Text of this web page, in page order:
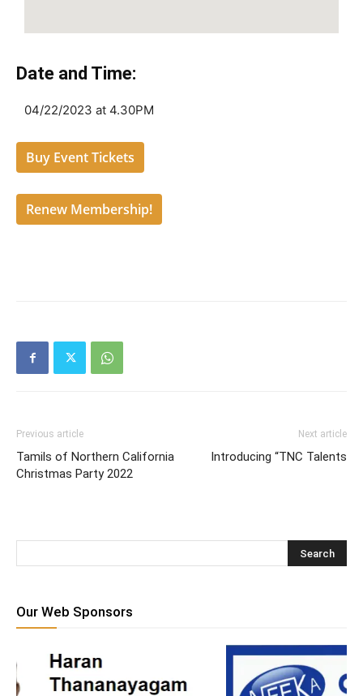
Date and Time:
04/22/2023 at 4.30PM
Buy Event Tickets
Renew Membership!
Previous article
Tamils of Northern California
Christmas Party 2022
Next article
Introducing “TNC Talents
Our Web Sponsors